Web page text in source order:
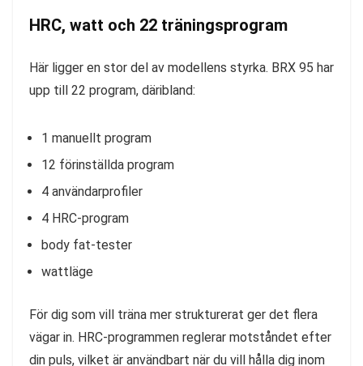
HRC, watt och 22 träningsprogram
Här ligger en stor del av modellens styrka. BRX 95 har
upp till 22 program, däribland:
1 manuellt program
12 förinställda program
4 användarprofiler
4 HRC-program
body fat-tester
wattläge
För dig som vill träna mer strukturerat ger det flera
vägar in. HRC-programmen reglerar motståndet efter
din puls, vilket är användbart när du vill hålla dig inom